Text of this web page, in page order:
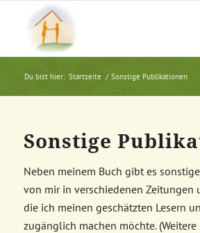
Du bist hier: Startseite / Sonstige Publikationen
Sonstige
Neben meinem Buch gibt es
von mir in verschiedenen Zeitungen
die ich meinen geschätzten Lesern
zugänglich machen möchte. (Weitere